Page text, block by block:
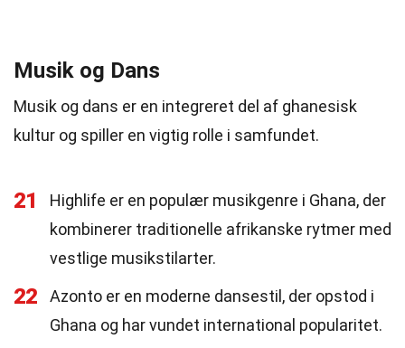
Musik og Dans
Musik og dans er en integreret del af ghanesisk
kultur og spiller en vigtig rolle i samfundet.
21
Highlife er en populær musikgenre i Ghana, der
kombinerer traditionelle afrikanske rytmer med
vestlige musikstilarter.
22
Azonto er en moderne dansestil, der opstod i
Ghana og har vundet international popularitet.